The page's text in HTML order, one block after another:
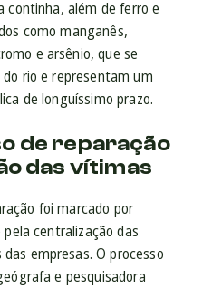
continha, além de ferro e
como manganês,
e arsênio, que se
rio e representam um
de longuíssimo prazo.
de reparação
das vítimas
foi marcado por
centralização das
empresas. O processo
e pesquisadora